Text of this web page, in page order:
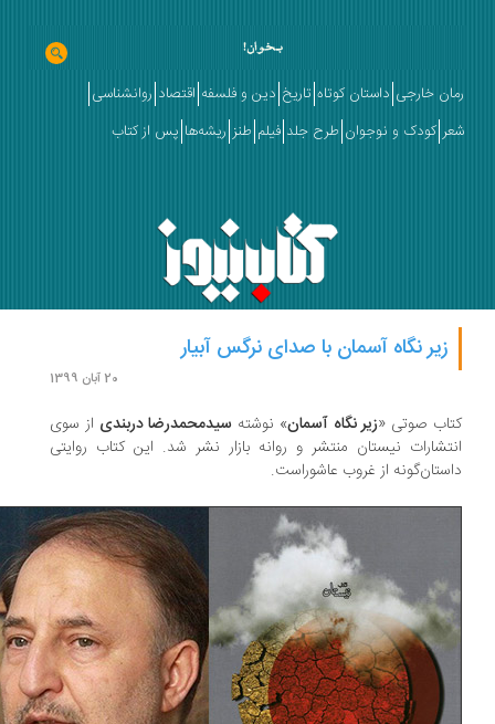
خارجی داستان کوتاه تاریخ دین و فلسفه اقتصاد روانشناسی
کودک و نوجوان طرح جلد فیلم طنز ریشه‌ها پس از کتاب
زیر نگاه آسمان با صدای نرگس آبیار
صوتی «زیر نگاه آسمان » نوشته سید‌محمدرضا دربندیاز سوی
نیستان منتشر و روانه بازار نشر شد. این کتاب روایتی
از غروب عاشوراست.